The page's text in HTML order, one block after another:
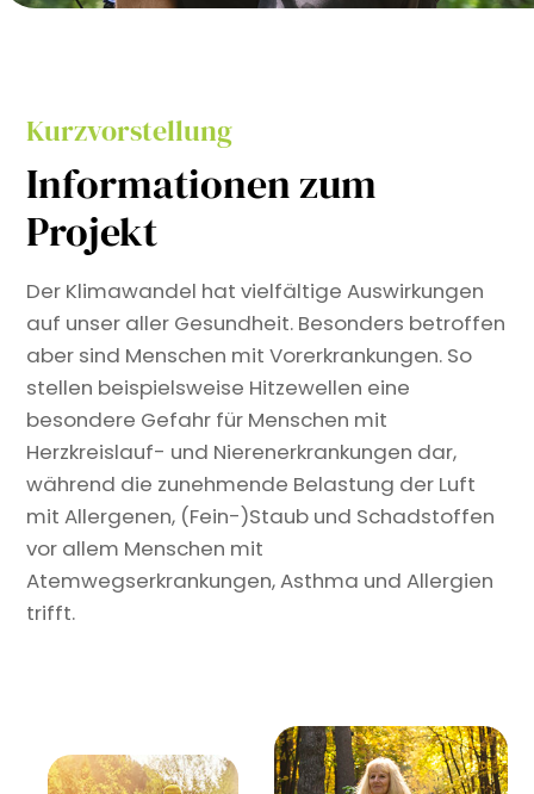
Kurzvorstellung
Informationen zum
Projekt
Der Klimawandel hat vielfältige Auswirkungen
auf unser aller Gesundheit. Besonders betroffen
aber sind Menschen mit Vorerkrankungen. So
stellen beispielsweise Hitzewellen eine
besondere Gefahr für Menschen mit
Herzkreislauf- und Nierenerkrankungen dar,
während die zunehmende Belastung der Luft
mit Allergenen, (Fein-)Staub und Schadstoffen
vor allem Menschen mit
Atemwegserkrankungen, Asthma und Allergien
trifft.